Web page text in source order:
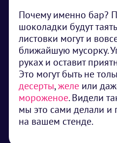
Почему именно бар?
шоколадки будут
листовки могут и
ближайшую мусорку.
руках и оставит
Это могут быть не
десерты,желе или
мороженое. Видели
мы это сами делали и
на вашем стенде.